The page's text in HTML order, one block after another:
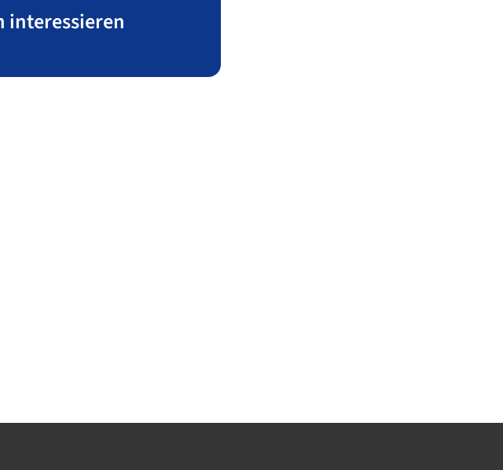
interessieren